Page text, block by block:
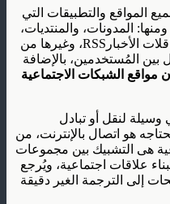
المواقع والتطبيقات التي
المدونات، والمنتديات،
ومواقع إضافة المحتوى (الويكي)، وناقلات الأخبارRSS، وغيرها من
بين المُستخدمين، بالإضافة
مواقع الشبكات الاجتماعية
لنقل أو تبادل
هو اتصال بالإنترنت، من
هى التشبيك بين مجموعات
علاقات اجتماعية، ويُرجع
إلى الترجمة الغير دقيقة